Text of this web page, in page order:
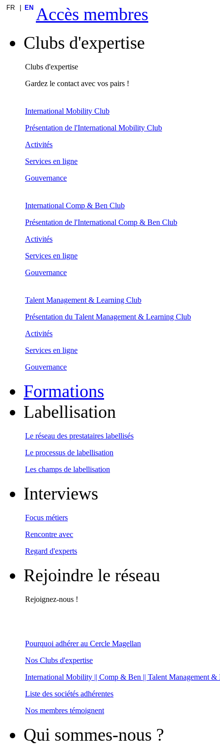
FR EN Accès membres
Clubs d'expertise
Clubs d'expertise
Gardez le contact avec vos pairs !
International Mobility Club
Présentation de l'International Mobility Club
Activités
Services en ligne
Gouvernance
International Comp & Ben Club
Présentation de l'International Comp & Ben Club
Activités
Services en ligne
Gouvernance
Talent Management & Learning Club
Présentation du Talent Management & Learning Club
Activités
Services en ligne
Gouvernance
Formations
Labellisation
Le réseau des prestataires labellisés
Le processus de labellisation
Les champs de labellisation
Interviews
Focus métiers
Rencontre avec
Regard d'experts
Rejoindre le réseau
Rejoignez-nous !
Pourquoi adhérer au Cercle Magellan
Nos Clubs d'expertise
International Mobility || Comp & Ben || Talent Management &
Liste des sociétés adhérentes
Nos membres témoignent
Qui sommes-nous ?